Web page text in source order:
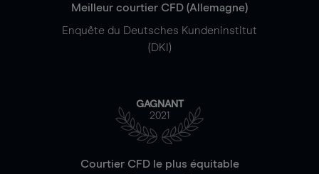
Meilleur courtier CFD (Allemagne)
Enquête du Deutsches Kundeninstitut
(DKI)
GAGNANT
2021
Courtier CFD le plus équitable